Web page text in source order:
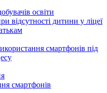
освіти
відсутності дитини у ліцеї
смартфонів під
смартфонів